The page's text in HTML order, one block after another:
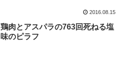
2016.08.15
鶏肉とアスパラの763回死ねる塩
味のピラフ